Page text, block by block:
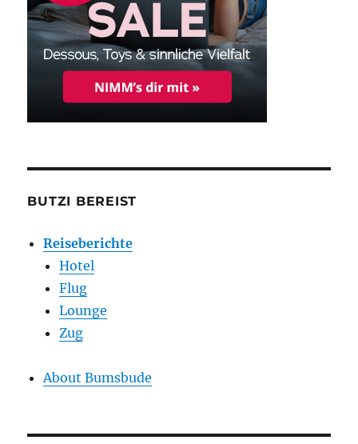
BUTZI BEREIST
Reiseberichte
Hotel
Flug
Lounge
Zug
About Bumsbude